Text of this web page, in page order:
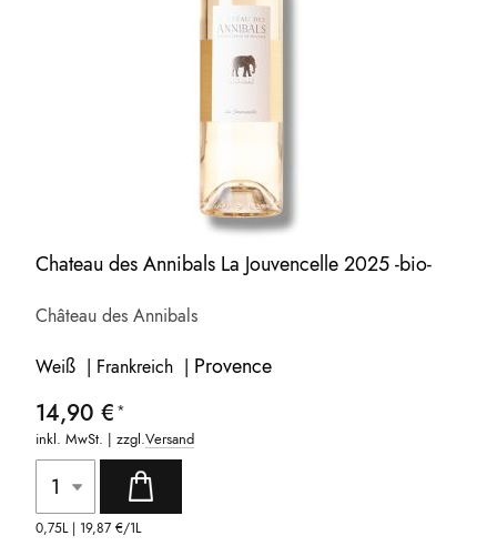
Chateau des Annibals La Jouvencelle 2025 -bio-
Château des Annibals
Weiß | Frankreich | Provence
14,90 €
inkl. MwSt. | zzgl.Versand
0,75L | 19,87 €/1L